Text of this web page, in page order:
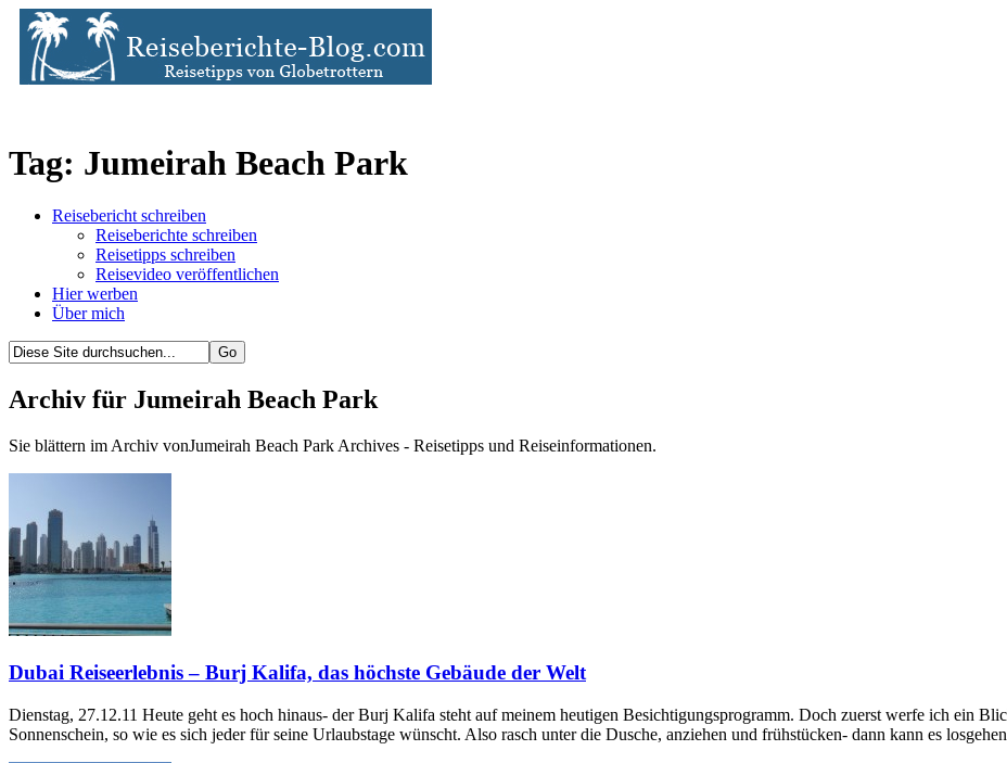
Tag: Jumeirah Beach Park
Reisebericht schreiben
Reiseberichte schreiben
Reisetipps schreiben
Reisevideo veröffentlichen
Hier werben
Über mich
Archiv für Jumeirah Beach Park
Sie blättern im Archiv vonJumeirah Beach Park Archives - Reisetipps und Reiseinformationen.
Dubai Reiseerlebnis – Burj Kalifa, das höchste Gebäude der Welt
Dienstag, 27.12.11 Heute geht es hoch hinaus- der Burj Kalifa steht auf meinem heutigen Besichtigungsprogramm. Doch zuerst werfe ich ein
Sonnenschein, so wie es sich jeder für seine Urlaubstage wünscht. Also rasch unter die Dusche, anziehen und frühstücken- dann kann es